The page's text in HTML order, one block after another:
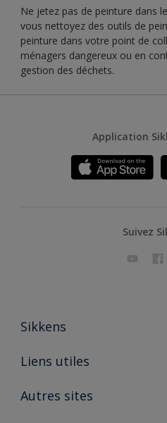
Ne jetez pas de peinture dans
vous nettoyez des outils de
peinture dans votre point de
ménagers dangereux ou en
gestion des déchets.
Application
Suivez
Sikkens
A propos de Sikkens
Liens utiles
Ouvrir un magasin PASS
Autres sites